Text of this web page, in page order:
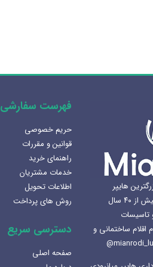
هایپر
ساختمانی های غرب کشور با بیش از ۴۰ سال
تاسیسات
اقلام ساختمانی و
فهرست سفارشی
حریم خصوصی
قوانین و مقررات
راهنمای خرید
خدمات مشتریان
اطلاعات تحویل
روش های پرداخت
دسترسی سریع
صفحه اصلی
سازی سرویس بهداشتی
سینک ظرفشویی برای
میانرودی و
لاکچری